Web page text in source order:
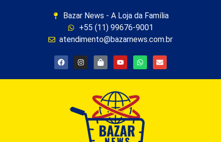
Bazar News - A Loja da Família
+55 (11) 99676-9001
atendimento@bazarnews.com.br